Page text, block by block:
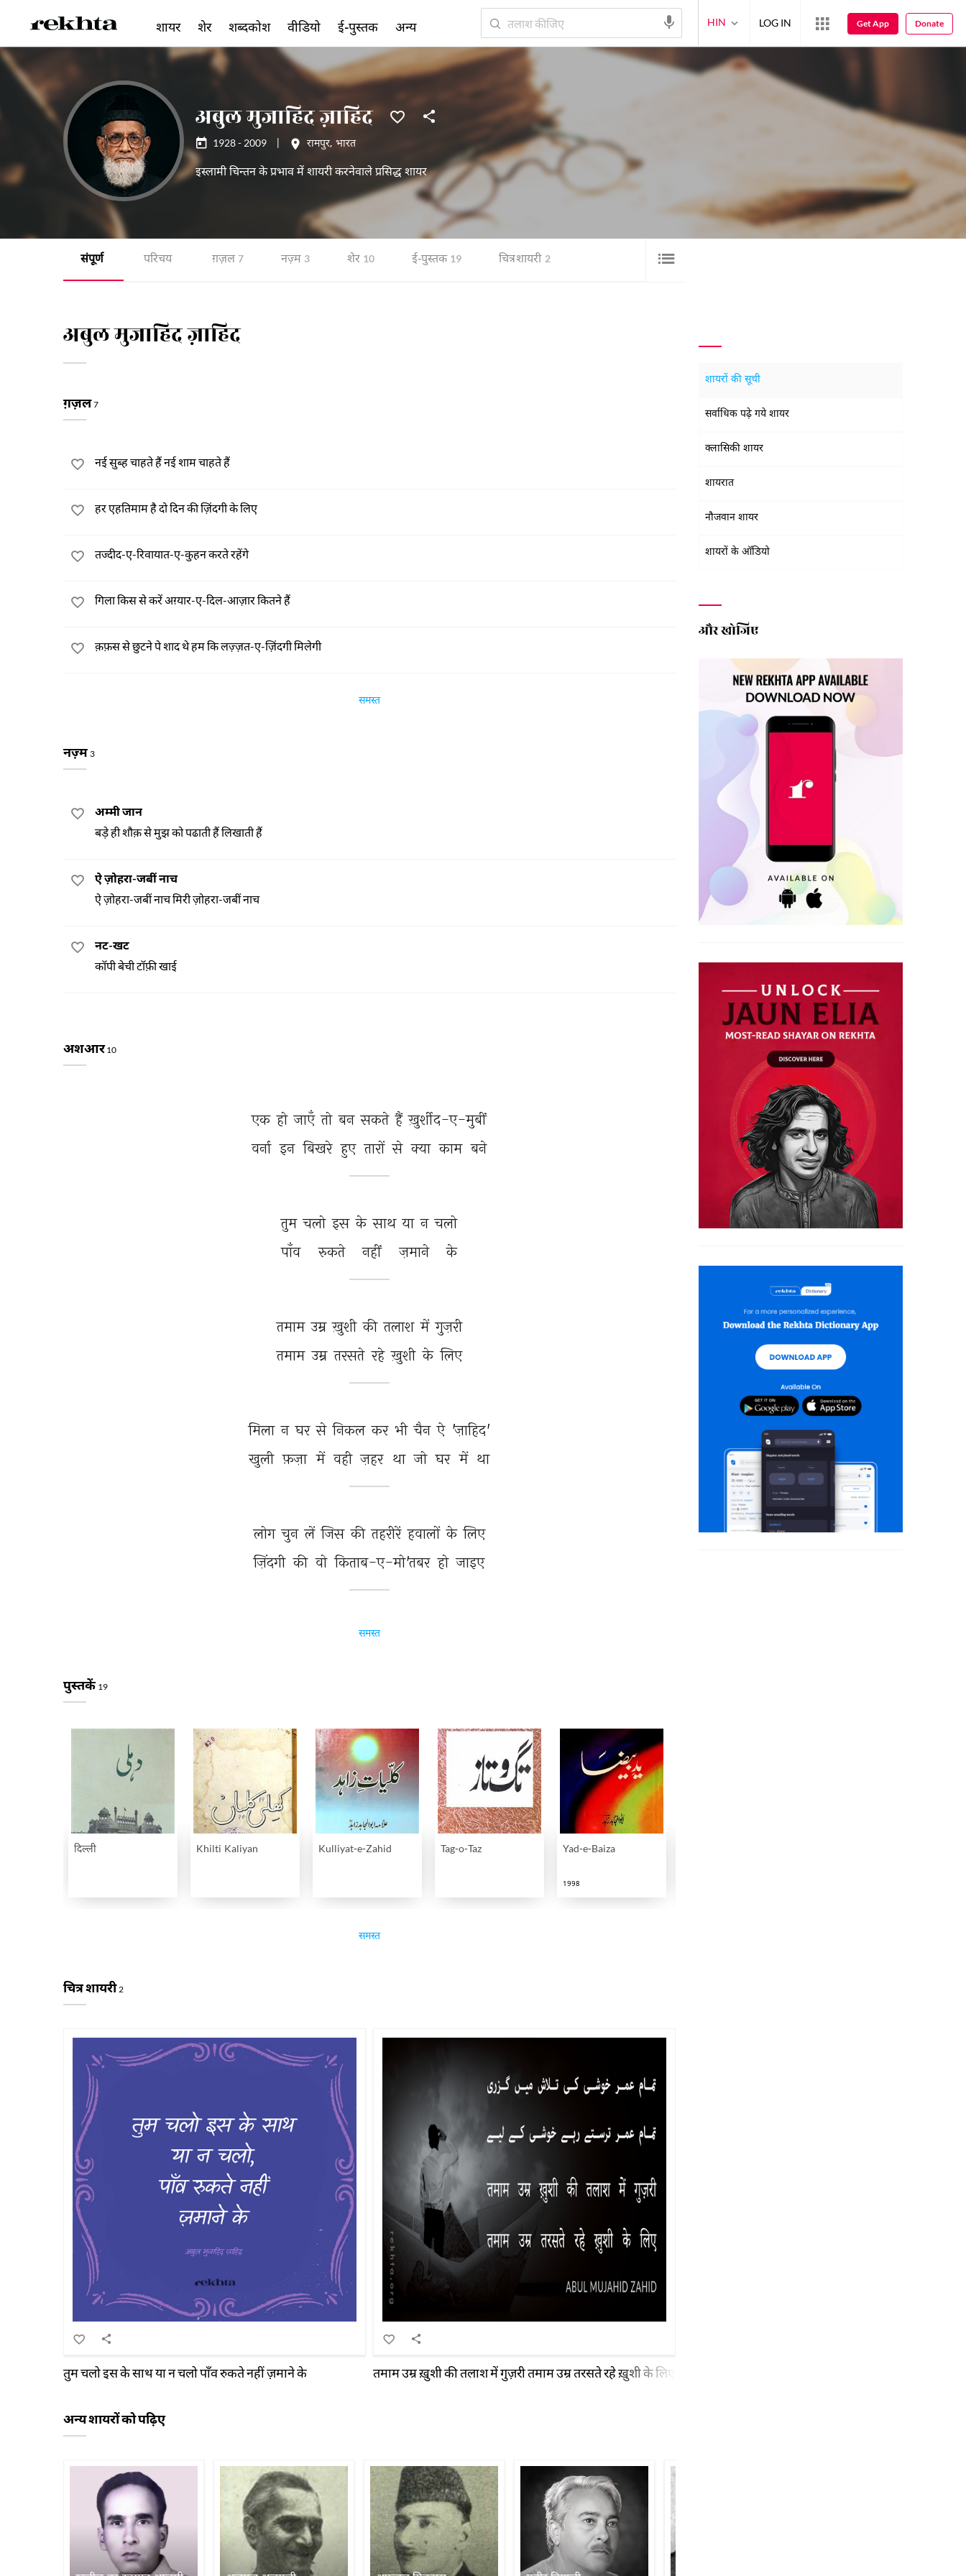
अबुल मुजाहिद ज़ाहिद
1928 - 2009 रामपुर, भारत
इस्लामी चिन्तन के प्रभाव में शायरी करनेवाले प्रसिद्ध शायर
संपूर्ण परिचय ग़ज़ल 7 नज़्म 3 शेर 10 ई-पुस्तक 19 चित्र शायरी 2
अबुल मुजाहिद ज़ाहिद
ग़ज़ल7
नई सुब्ह चाहते हैं नई शाम चाहते हैं
हर एहतिमाम है दो दिन की ज़िंदगी के लिए
तज्दीद-ए-रिवायात-ए-कुहन करते रहेंगे
गिला किस से करें अग़्यार-ए-दिल-आज़ार कितने हैं
क़फ़स से छुटने पे शाद थे हम कि लज़्ज़त-ए-ज़िंदगी मिलेगी
समस्त
नज़्म 3
अम्मी जान
बड़े ही शौक़ से मुझ को पढाती हैं लिखाती हैं
ऐ ज़ोहरा-जबीं नाच
ऐ ज़ोहरा-जबीं नाच मिरी ज़ोहरा-जबीं नाच
नट-खट
कॉपी बेची टॉफ़ी खाई
अशआर10
एक हो जाएँ तो बन सकते हैं ख़ुर्शीद-ए-मुबीं
वर्ना इन बिखरे हुए तारों से क्या काम बने
तुम चलो इस के साथ या न चलो
पाँव
रुकते नहीं ज़माने के
तमाम उम्र ख़ुशी की तलाश में गुज़री
तमाम उम्र तरसते रहे ख़ुशी के लिए
मिला न घर से निकल कर भी चैन ऐ 'ज़ाहिद'
खुली फ़ज़ा में वही ज़हर था जो घर में था
लोग चुन लें जिस की तहरीरें हवालों के लिए
ज़िंदगी की वो किताब-ए-मो'तबर हो जाइए
समस्त
पुस्तकें 19
दिल्ली Khilti Kaliyan Kulliyat-e-Zahid Tag-o-Taz Yad-e-Baiza
1998
समस्त
चित्र शायरी2
तुम चलो इस के साथ या न चलो पाँव रुकते नहीं ज़माने के तमाम उम्र ख़ुशी की तलाश में गुज़री तमाम उम्र तरसते रहे ख़ुशी के लिए
अन्य शायरों को पढ़िए
शायरों की सूची
सर्वाधिक पढ़े गये शायर
क्लासिकी शायर
शायरात
नौजवान शायर
शायरों के ऑडियो
और खोजिए
शायर शेर शब्दकोश वीडियो ई-पुस्तक अन्य HIN LOG IN Get App Donate